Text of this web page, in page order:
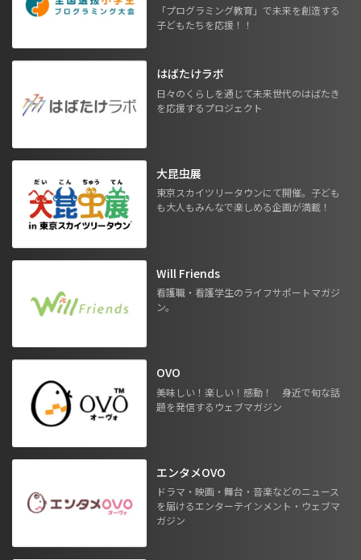
「プログラミング教育」で未来を創造する
子どもたちを応援！！
はばたけラボ
日々のくらしを通じて未来世代のはばたき
を応援するプロジェクト
大昆虫展
東京スカイツリータウンにて開催。子ども
も大人もみんなで楽しめる企画が満載！
Will Friends
看護職・看護学生のライフサポートマガジ
ン。
OVO
美味しい！楽しい！感動！ 身近で旬な話
題を発信するウェブマガジン
エンタメOVO
ドラマ・映画・舞台・音楽などのニュース
を届けるエンターテインメント・ウェブマ
ガジン